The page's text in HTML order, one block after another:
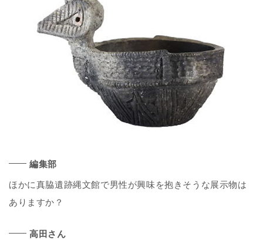
編集部
ほかに真脇遺跡縄文館で男性が興味を抱きそうな展示物は
ありますか？
高田さん